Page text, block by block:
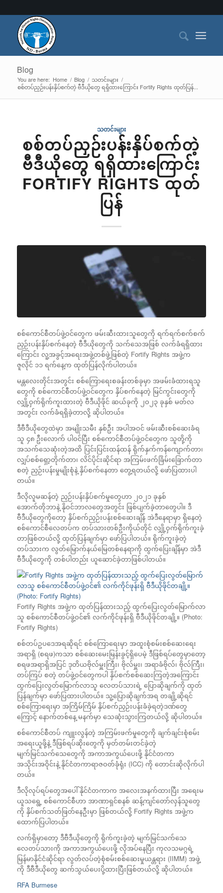
Blog
You are here: Home / Blog / သတင်းများ /
စစ်တပ်ညှဉ်းပန်းနှိပ်စက်တဲ့ ဗီဒီယိုတွေ ရရှိထားကြောင်း Fortify Rights ထုတ်ပြန်...
သတင်းများ
စစ်တပ်ညှဉ်းပန်းနှိပ်စက်တဲ့
ဗီဒီယိုတွေ ရရှိထားကြောင်း
FORTIFY RIGHTS ထုတ်
ပြန်
စစ်ကောင်စီတပ်ဖွဲ့ဝင်တွေက ဖမ်းဆီးထားသူတွေကို ရက်ရက်စက်စက်
ညှဉ်းပန်းနှိပ်စက်နေတဲ့ ဗီဒီယိုတွေကို သက်သေအဖြစ် လက်ခံရရှိထား
ကြောင်း လူ့အခွင့်အရေးအဖွဲ့တစ်ဖွဲ့ဖြစ်တဲ့ Fortify Rights အဖွဲ့က
ဇူလိုင် ၁၁ ရက်နေ့က ထုတ်ပြန်လိုက်ပါတယ်။
မန္တလေးတိုင်းအတွင်း စစ်ကြောရေးစခန်းတစ်ခုမှာ အဖမ်းခံထားရသူ
တွေကို စစ်ကောင်စီတပ်ဖွဲ့ဝင်တွေက နှိပ်စက်နေတဲ့ မြင်ကွင်းတွေကို
လျှို့ဝှက်ရိုက်ကူးထားတဲ့ ဗီဒီယိုဖိုင် ဆယ်ခုကို ၂ဝ၂၃ ခုနှစ် မတ်လ
အတွင်း လက်ခံရရှိခဲ့တာလို့ ဆိုပါတယ်။
ဒီဗီဒီယိုတွေထဲမှာ အမျိုးသမီး နှစ်ဦး အပါအဝင် ဖမ်းဆီးစစ်ဆေးခံရ
သူ ၄၈ ဦးလောက် ပါဝင်ပြီး စစ်ကောင်စီတပ်ဖွဲ့ဝင်တွေက သူတို့ကို
အသက်သေဆုံးတဲ့အထိ ပြင်းပြင်းထန်ထန် ရိုက်နှက်ကန်ကျောက်တာ၊
လျှပ်စစ်ရှော့တိုက်တာ၊ လိင်ပိုင်းဆိုင်ရာ အကြမ်းဖက်ခြိမ်းခြောက်တာ
စတဲ့ ညှဉ်းပန်းမှုမျိုးစုံနဲ့ နှိပ်စက်နေတာ တွေ့ရတယ်လို့ ဖော်ပြထားပါ
တယ်။
ဒီလိုလူမဆန်တဲ့ ညှဉ်းပန်းနှိပ်စက်မှုတွေဟာ ၂ဝ၂၁ ခုနှစ်
အောက်တိုဘာနဲ့ နိုဝင်ဘာလတွေအတွင်း ဖြစ်ပျက်ခဲ့တာတွေပါ။ ဒီ
ဗီဒီယိုတွေကိုတော့ နှိပ်စက်ညှဉ်းပန်းစစ်ဆေးချိန် အဲဒီနေရာမှာ ရှိနေတဲ့
စစ်ကောင်စီလေတပ်က တပ်သားတစ်ဦးကိုယ်တိုင် လျှို့ဝှက်ရိုက်ကူးခဲ့
တာဖြစ်တယ်လို့ ထုတ်ပြန်ချက်မှာ ဖော်ပြပါတယ်။ ရိုက်ကူးခဲ့တဲ့
တပ်သားက လွတ်မြောက်နယ်မြေတစ်နေရာကို ထွက်ပြေးချိန်မှာ အဲဒီ
ဗီဒီယိုတွေကို တစ်ပါတည်း ယူဆောင်ခဲ့တာဖြစ်ပါတယ်။
Fortify Rights အဖွဲ့က ထုတ်ပြန်ထားသည့် ထွက်ပြေးလွတ်မြောက်လာ
သူ စစ်ကောင်စီတပ်ဖွဲ့ဝင်၏ လက်ကိုင်ဖုန်းရှိ ဗီဒီယိုဖိုင်တချို့။ (Photo:
Fortify Rights)
စစ်တပ်ဥပဒေအရဆိုရင် စစ်ကြောရေးမှာ အထူးစုံစမ်းစစ်ဆေးရေး
အရာရှိ (စရဖ)ကသာ စစ်ဆေးမေးမြန်းခွင့်ရှိပေမဲ့ ဒီဖြစ်ရပ်တွေမှာတော့
စရဖအရာရှိအပြင် ဒုတိယဗိုလ်မှူးကြီး၊ ဗိုလ်မှူး၊ အရာခံဗိုလ်၊ ဗိုလ်ကြီး၊
တပ်ကြပ် စတဲ့ တပ်ဖွဲ့ဝင်တွေကပါ နှိပ်စက်စစ်ဆေးကြတဲ့အကြောင်း
ထွက်ပြေးလွတ်မြောက်လာသူ လေတပ်သားရဲ့ ပြောဆိုချက်ကို ထုတ်
ပြန်ချက်မှာ ဖော်ပြထားပါတယ်။ သူ့ပြောဆိုချက်အရ တချို့ဆိုရင်
စစ်ကြောရေးမှာ အကြိမ်ကြိမ် နှိပ်စက်ညှဉ်းပန်းခံခဲ့ရတဲ့ဒဏ်တွေ
ကြောင့် နောက်တစ်နေ့ မနက်မှာ သေဆုံးသွားကြတယ်လို့ ဆိုပါတယ်။
စစ်ကောင်စီတပ် ကျူးလွန်တဲ့ အကြမ်းဖက်မှုတွေကို ချက်ချင်းစုံစမ်း
အရေးယူဖို့နဲ့ ဒီဖြစ်ရပ်ဆိုးတွေကို မှတ်တမ်းတင်ခဲ့တဲ့
မျက်မြင်သက်သေတွေကို အကာအကွယ်ပေးဖို့ နိုင်ငံတကာ
အသိုင်းအဝိုင်းနဲ့ နိုင်ငံတကာရာဇဝတ်ခုံရုံး (ICC) ကို တောင်းဆိုလိုက်ပါ
တယ်။
ဒီလိုလုပ်ရပ်တွေအပေါ် နိုင်ငံတကာက အလေးအနက်ထားပြီး အရေးမ
ယူသရွေ့ စစ်ကောင်စီဟာ အာဏာရှင်စနစ် ဆန့်ကျင်တော်လှန်သူတွေ
ကို နှိပ်စက်သတ်ဖြတ်နေဦးမှာ ဖြစ်တယ်လို့ Fortify Rights အဖွဲ့က
ထောက်ပြပါတယ်။
လက်ရှိမှာတော့ ဒီဗီဒီယိုတွေကို ရိုက်ကူးခဲ့တဲ့ မျက်မြင်သက်သေ
လေတပ်သားကို အကာအကွယ်ပေးဖို့ လိုအပ်နေပြီး ကုလသမဂ္ဂရဲ့
မြန်မာနိုင်ငံဆိုင်ရာ လွတ်လပ်တဲ့စုံစမ်းစစ်ဆေးမှုယန္တရား (IIMM) အဖွဲ့
ကို ဒီဗီဒီယိုတွေ ဆက်သွယ်ပေးပို့ထားပြီးဖြစ်တယ်လို့ ဆိုပါတယ်။
RFA Burmese